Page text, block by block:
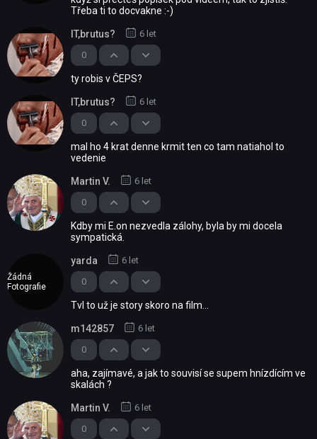
Třeba ti to docvakne :-)
0
IT,brutus? 6 let
ty robis v ČEPS?
0
IT,brutus? 6 let
mal ho 4 krat denne krmit ten co tam natiahol to
vedenie
0
Martin V. 6 let
Kdby mi E.on nezvedla zálohy, byla by mi docela
sympatická.
Žádná
Fotografie
0
yarda 6 let
Tvl to už je story skoro na film...
0
m142857 6 let
aha, zajímavé, a jak to souvisí se supem hnízdícím ve
skalách ?
0
Martin V. 6 let